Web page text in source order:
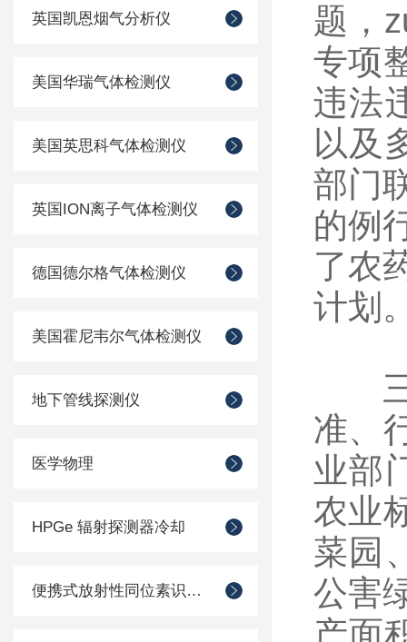
英国凯恩烟气分析仪
美国华瑞气体检测仪
美国英思科气体检测仪
英国ION离子气体检测仪
德国德尔格气体检测仪
美国霍尼韦尔气体检测仪
地下管线探测仪
医学物理
HPGe 辐射探测器冷却
便携式放射性同位素识别装置 （RIID）
题，
专项
违法
以及
部门
的例
了农
计划
三
准、
业部
农业
菜园
公害
产面